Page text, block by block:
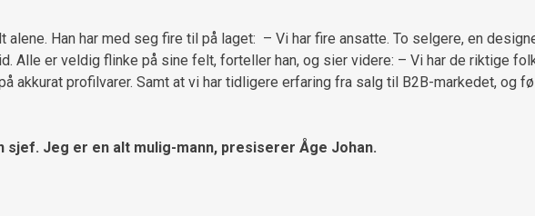
Han har med seg fire til på laget: – Vi har fire ansatte. To selgere, en
Alle er veldig flinke på sine felt, forteller han, og sier videre: – Vi har de riktige
akkurat profilvarer. Samt at vi har tidligere erfaring fra salg til B2B-markedet, og
sjef. Jeg er en alt mulig-mann, presiserer Åge Johan.